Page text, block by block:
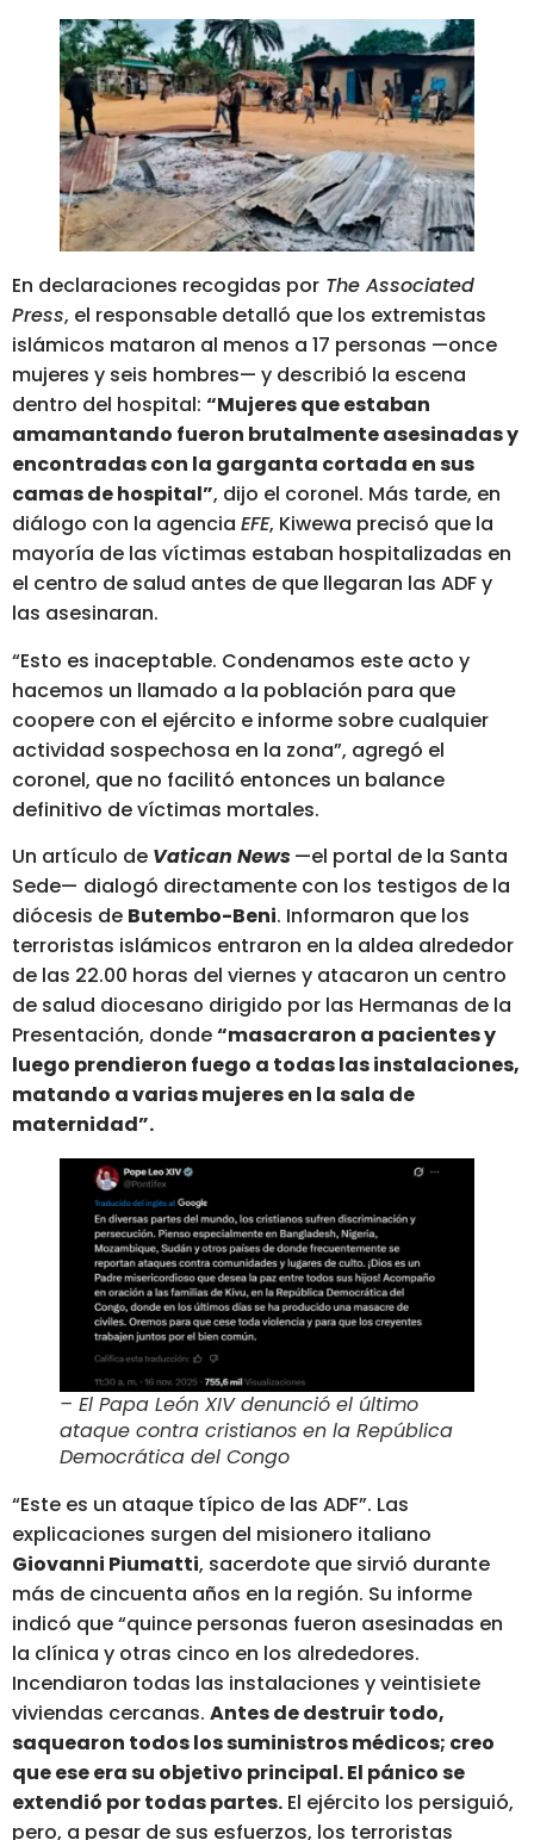
En declaraciones recogidas por The Associated
Press, el responsable detalló que los extremistas
islámicos mataron al menos a 17 personas —once
mujeres y seis hombres— y describió la escena
dentro del hospital: “Mujeres que estaban
amamantando fueron brutalmente asesinadas y
encontradas con la garganta cortada en sus
camas de hospital”, dijo el coronel. Más tarde, en
diálogo con la agencia EFE, Kiwewa precisó que la
mayoría de las víctimas estaban hospitalizadas en
el centro de salud antes de que llegaran las ADF y
las asesinaran.
“Esto es inaceptable. Condenamos este acto y
hacemos un llamado a la población para que
coopere con el ejército e informe sobre cualquier
actividad sospechosa en la zona”, agregó el
coronel, que no facilitó entonces un balance
definitivo de víctimas mortales.
Un artículo de Vatican News—el portal de la Santa
Sede— dialogó directamente con los testigos de la
diócesis de Butembo-Beni. Informaron que los
terroristas islámicos entraron en la aldea alrededor
de las 22.00 horas del viernes y atacaron un centro
de salud diocesano dirigido por las Hermanas de la
Presentación, donde“masacraron a pacientes y
luego prendieron fuego a todas las instalaciones,
matando a varias mujeres en la sala de
maternidad”.
– El Papa León XIV denunció el último
ataque contra cristianos en la República
Democrática del Congo
“Este es un ataque típico de las ADF”. Las
explicaciones surgen del misionero italiano
Giovanni Piumatti, sacerdote que sirvió durante
más de cincuenta años en la región. Su informe
indicó que “quince personas fueron asesinadas en
la clínica y otras cinco en los alrededores.
Incendiaron todas las instalaciones y veintisiete
viviendas cercanas. Antes de destruir todo,
saquearon todos los suministros médicos; creo
que ese era su objetivo principal.El pánico se
extendió por todas partes. El ejército los persiguió,
pero, a pesar de sus esfuerzos, los terroristas